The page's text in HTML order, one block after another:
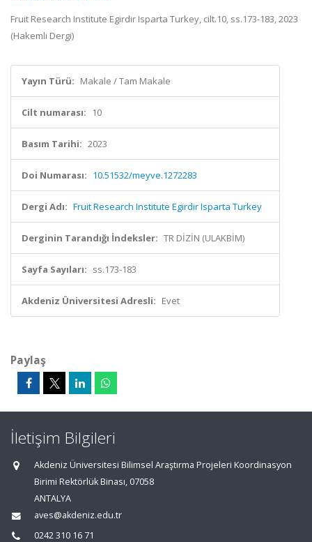
Fruit Research Institute Egirdir Isparta Turkey, cilt.10, ss.173-183, 2023
(Hakemli Dergi)
Yayın Türü: Makale / Tam Makale
Cilt numarası: 10
Basım Tarihi: 2023
Doi Numarası: 10.51532/meyve.1272283
Dergi Adı: Fruit Research Institute Egirdir Isparta Turkey
Derginin Tarandığı İndeksler: TR DİZİN (ULAKBİM)
Sayfa Sayıları: ss.173-183
Akdeniz Üniversitesi Adresli: Evet
Paylaş
İletişim Bilgileri
Akdeniz Üniversitesi Bilimsel Araştırma Projeleri Koordinasyon
Birimi Rektörlük Binası, 07058
ANTALYA
aves@akdeniz.edu.tr
0242 310 16 71